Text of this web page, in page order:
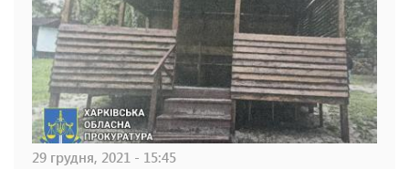
29 грудня, 2021 - 15:45